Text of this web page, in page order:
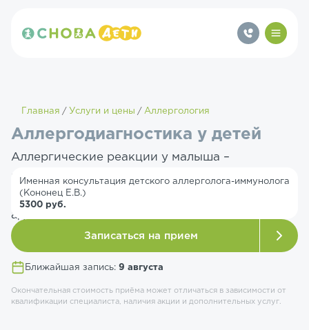
Главная Услуги и цены Аллергология
Аллергодиагностика у детей
Аллергические реакции у малыша –
распространенная и серьезная проблема,
которая требует точной диагностики и
адекватного лечения.
Ближайшая запись: 9 августа
Именная консультация детского аллерголога-иммунолога
(Кононец Е.В.)
5300 руб.
Записаться на прием
Окончательная стоимость приёма может отличаться в зависимости от
квалификации специалиста, наличия акции и дополнительных услуг.